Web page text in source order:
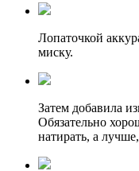
Лопаточкой
миску.
Затем добавила
Обязательно
натирать, а